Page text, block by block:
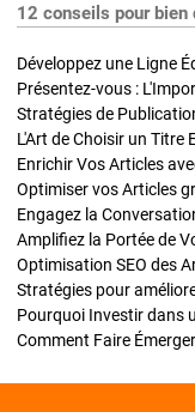
12 conseils pour
Développez une Ligne
Présentez-vous :
L'Art de Choisir un Titre
Optimiser vos Articles
Engagez la
Amplifiez la Portée de